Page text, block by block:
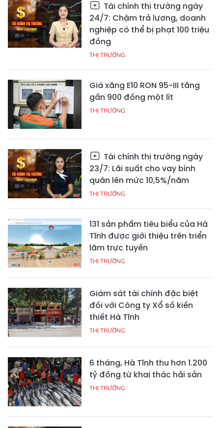
Tài chính thị trường ngày
24/7: Chậm trả lương, doanh
nghiệp có thể bị phạt 100 triệu
đồng
THỊ TRƯỜNG
Giá xăng E10 RON 95-III tăng
gần 900 đồng một lít
THỊ TRƯỜNG
Tài chính thị trường ngày
23/7: Lãi suất cho vay bình
quân lên mức 10,5%/năm
THỊ TRƯỜNG
131 sản phẩm tiêu biểu của Hà
Tĩnh được giới thiệu trên triển
lãm trực tuyến
THỊ TRƯỜNG
Giám sát tài chính đặc biệt
đối với Công ty Xổ số kiến
thiết Hà Tĩnh
THỊ TRƯỜNG
6 tháng, Hà Tĩnh thu hơn 1.200
tỷ đồng từ khai thác hải sản
THỊ TRƯỜNG